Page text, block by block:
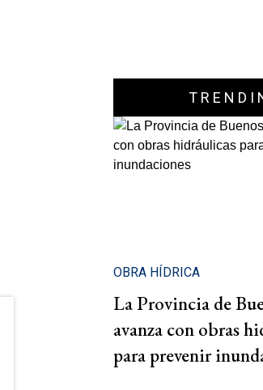
OBRA HÍDRICA
La Provincia de
avanza con obras
para prevenir